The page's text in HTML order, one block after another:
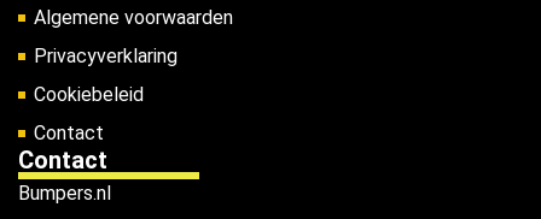
Algemene voorwaarden
Privacyverklaring
Cookiebeleid
Contact
Contact
Bumpers.nl